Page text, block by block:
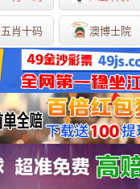
五肖十码 澳博士院